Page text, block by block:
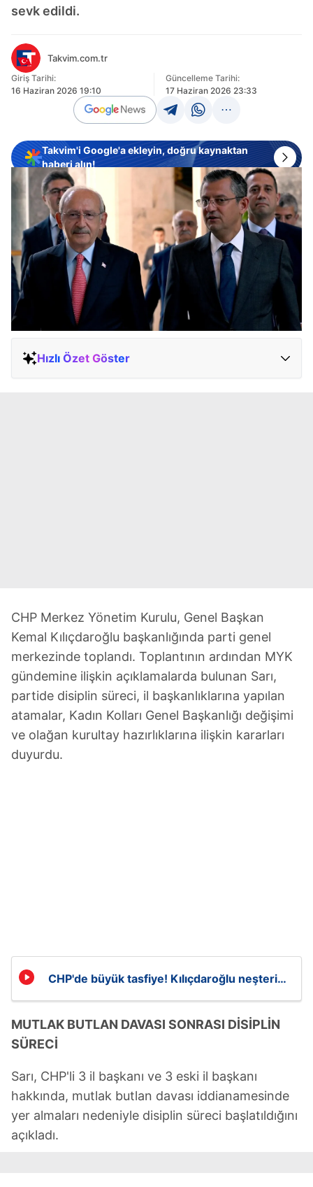
sevk edildi.
Takvim.com.tr
Giriş Tarihi:
16 Haziran 2026 19:10
Güncelleme Tarihi:
17 Haziran 2026 23:33
Takvim'i Google'a ekleyin, doğru kaynaktan
haberi alın!
Hızlı Özet Göster
CHP Merkez Yönetim Kurulu, Genel Başkan
Kemal Kılıçdaroğlu başkanlığında parti genel
merkezinde toplandı. Toplantının ardından MYK
gündemine ilişkin açıklamalarda bulunan Sarı,
partide disiplin süreci, il başkanlıklarına yapılan
atamalar, Kadın Kolları Genel Başkanlığı değişimi
ve olağan kurultay hazırlıklarına ilişkin kararları
duyurdu.
CHP'de büyük tasfiye! Kılıçdaroğlu neşteri
MUTLAK BUTLAN DAVASI SONRASI DİSİPLİN
SÜRECİ
Sarı, CHP'li 3 il başkanı ve 3 eski il başkanı
hakkında, mutlak butlan davası iddianamesinde
yer almaları nedeniyle disiplin süreci başlatıldığını
açıkladı.